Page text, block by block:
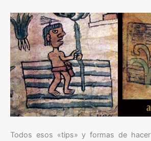
Todos esos «tips» y formas de